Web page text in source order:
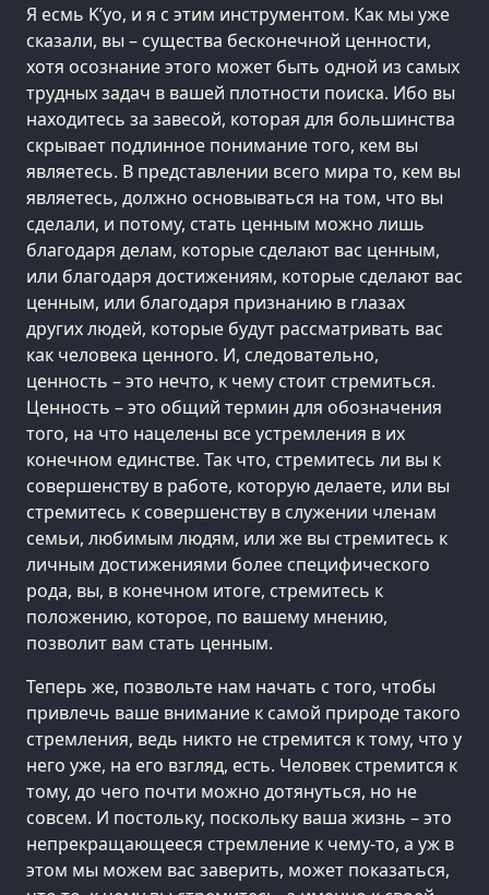
Я есмь K’уо, и я с этим инструментом. Как мы уже
сказали, вы – существа бесконечной ценности,
хотя осознание этого может быть одной из самых
трудных задач в вашей плотности поиска. Ибо вы
находитесь за завесой, которая для большинства
скрывает подлинное понимание того, кем вы
являетесь. В представлении всего мира то, кем вы
являетесь, должно основываться на том, что вы
сделали, и потому, стать ценным можно лишь
благодаря делам, которые сделают вас ценным,
или благодаря достижениям, которые сделают вас
ценным, или благодаря признанию в глазах
других людей, которые будут рассматривать вас
как человека ценного. И, следовательно,
ценность – это нечто, к чему стоит стремиться.
Ценность – это общий термин для обозначения
того, на что нацелены все устремления в их
конечном единстве. Так что, стремитесь ли вы к
совершенству в работе, которую делаете, или вы
стремитесь к совершенству в служении членам
семьи, любимым людям, или же вы стремитесь к
личным достижениями более специфического
рода, вы, в конечном итоге, стремитесь к
положению, которое, по вашему мнению,
позволит вам стать ценным.
Теперь же, позвольте нам начать с того, чтобы
привлечь ваше внимание к самой природе такого
стремления, ведь никто не стремится к тому, что у
него уже, на его взгляд, есть. Человек стремится к
тому, до чего почти можно дотянуться, но не
совсем. И постольку, поскольку ваша жизнь – это
непрекращающееся стремление к чему-то, а уж в
этом мы можем вас заверить, может показаться,